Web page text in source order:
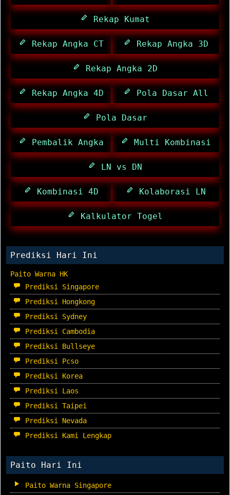
Rekap Kumat
Rekap Angka CT Rekap Angka 3D
Rekap Angka 2D
Rekap Angka 4D Pola Dasar All
Pola Dasar
Pembalik Angka Multi Kombinasi
LN vs DN
Kombinasi 4D Kolaborasi LN
Kalkulator Togel
Prediksi Hari Ini
Paito Warna HK
Prediksi Singapore
Prediksi Hongkong
Prediksi Sydney
Prediksi Cambodia
Prediksi Bullseye
Prediksi Pcso
Prediksi Korea
Prediksi Laos
Prediksi Taipei
Prediksi Nevada
Prediksi Kami Lengkap
Paito Hari Ini
Paito Warna Singapore